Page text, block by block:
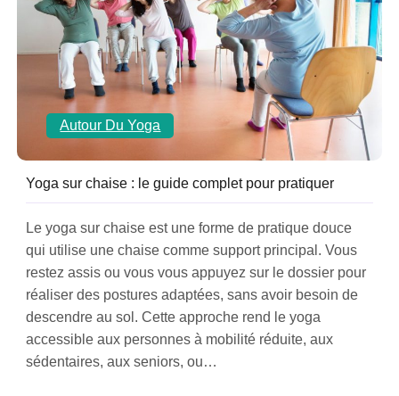
Autour Du Yoga
Yoga sur chaise : le guide complet pour pratiquer
Le yoga sur chaise est une forme de pratique douce
qui utilise une chaise comme support principal. Vous
restez assis ou vous vous appuyez sur le dossier pour
réaliser des postures adaptées, sans avoir besoin de
descendre au sol. Cette approche rend le yoga
accessible aux personnes à mobilité réduite, aux
sédentaires, aux seniors, ou…